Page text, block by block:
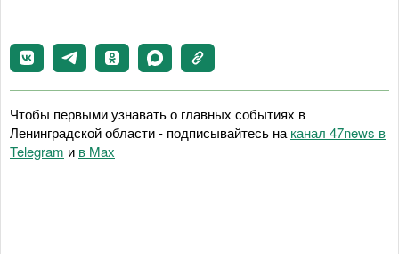
Чтобы первыми узнавать о главных событиях в
Ленинградской области - подписывайтесь на канал 47news в
Telegram и в Maх